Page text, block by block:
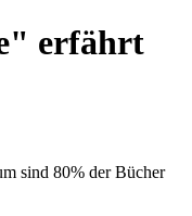
erfährt
sind 80% der Bücher